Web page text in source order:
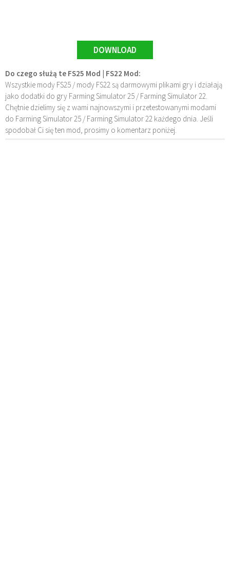
DOWNLOAD
Do czego służą te FS25 Mod | FS22 Mod:
Wszystkie mody FS25 / mody FS22 są darmowymi plikami gry i działają
jako dodatki do gry Farming Simulator 25 / Farming Simulator 22.
Chętnie dzielimy się z wami najnowszymi i przetestowanymi modami
do Farming Simulator 25 / Farming Simulator 22 każdego dnia. Jeśli
spodobał Ci się ten mod, prosimy o komentarz poniżej.